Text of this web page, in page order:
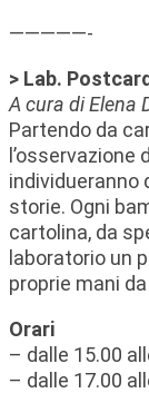
—————-
> Lab.
A cura di Elena
Partendo da
individueranno
storie. Ogni
cartolina, da
laboratorio un
proprie mani
Orari
– dalle 15.00
– dalle 17.00